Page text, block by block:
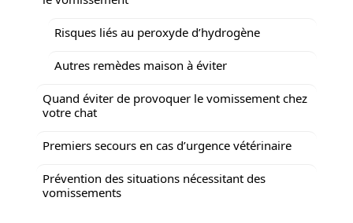
Risques liés au peroxyde d’hydrogène
Autres remèdes maison à éviter
Quand éviter de provoquer le vomissement chez
votre chat
Premiers secours en cas d’urgence vétérinaire
Prévention des situations nécessitant des
vomissements